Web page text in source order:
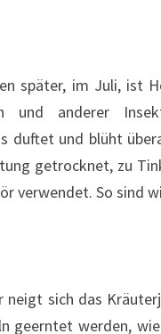
später, im Juli, ist
und anderer
duftet und blüht
getrocknet, zu
verwendet. So sind
neigt sich das
geerntet werden,